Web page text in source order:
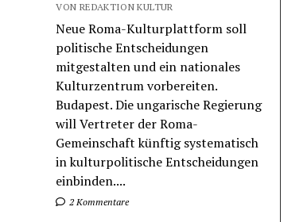
VON REDAKTION KULTUR
Neue Roma-Kulturplattform soll
politische Entscheidungen
mitgestalten und ein nationales
Kulturzentrum vorbereiten.
Budapest. Die ungarische Regierung
will Vertreter der Roma-
Gemeinschaft künftig systematisch
in kulturpolitische Entscheidungen
einbinden....
2 Kommentare